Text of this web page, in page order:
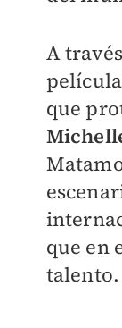
A
que
que en
talento.